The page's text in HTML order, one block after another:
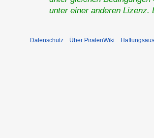
unter einer anderen
Datenschutz Über PiratenWiki